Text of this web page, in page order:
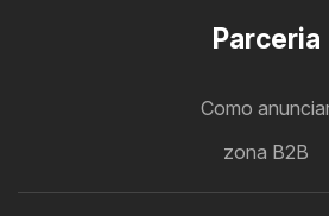
Parceria
Como
zona B2B